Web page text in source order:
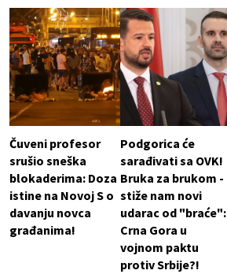
Čuveni profesor
srušio sneška
blokaderima: Doza
istine na Novoj S o
davanju novca
građanima!
Podgorica će
sarađivati sa OVK!
Bruka za brukom -
stiže nam novi
udarac od "braće":
Crna Gora u
vojnom paktu
protiv Srbije?!